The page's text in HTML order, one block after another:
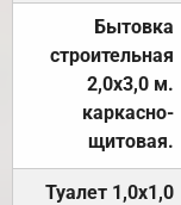
Бытовка
строительная
2,0х3,0 м.
каркасно-
щитовая.
Туалет 1,0х1,0